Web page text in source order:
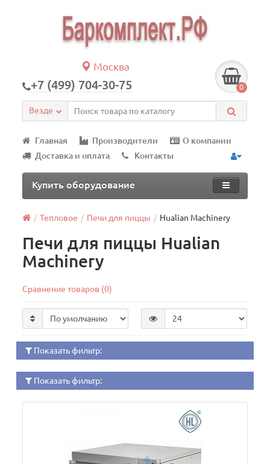
Москва
+7 (499) 704-30-75 0
Везде
Главная Производители
О компании
Доставка и оплата
Контакты
Купить оборудование
Тепловое Печи для пиццы Hualian Machinery
Печи для пиццы Hualian
Machinery
Сравнение товаров (0)
Показать фильтр:
Показать фильтр: